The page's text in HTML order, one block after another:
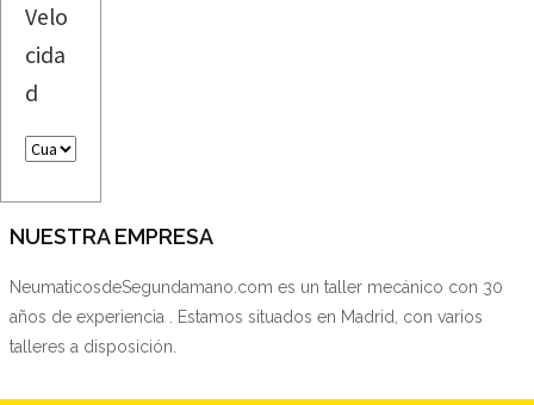
Velo
cida
d
NUESTRA EMPRESA
NeumaticosdeSegundamano.com es un taller mecánico con 30
años de experiencia . Estamos situados en Madrid, con varios
talleres a disposición.